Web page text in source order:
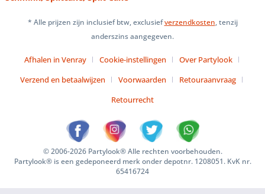
* Alle prijzen zijn inclusief btw, exclusiefverzendkosten, tenzij
anderszins aangegeven.
Afhalen in Venray Cookie-instellingen
Over Partylook
Verzend en betaalwijzen
Voorwaarden
Retouraanvraag
Retourrecht
© 2006-2026 Partylook® Alle rechten voorbehouden.
Partylook® is een gedeponeerd merk onder depotnr. 1208051. KvK nr.
65416724